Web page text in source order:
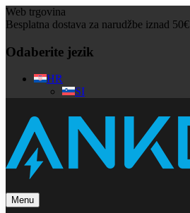
Web trgovina
Besplatna dostava za narudžbe iznad 50€
Odaberite jezik
HR
SI
Menu